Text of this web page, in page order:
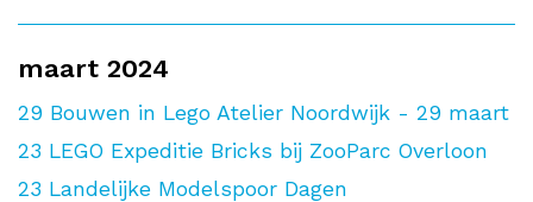
maart 2024
29 Bouwen in Lego Atelier Noordwijk - 29 maart
23 LEGO Expeditie Bricks bij ZooParc Overloon
23 Landelijke Modelspoor Dagen